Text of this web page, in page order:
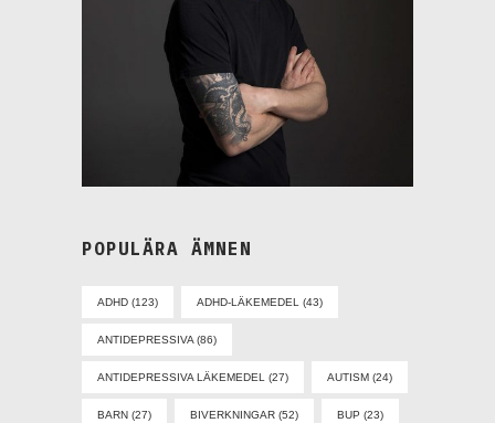
POPULÄRA ÄMNEN
ADHD (123) ADHD-LÄKEMEDEL (43)
ANTIDEPRESSIVA (86)
ANTIDEPRESSIVA LÄKEMEDEL (27) AUTISM (24)
BARN (27) BIVERKNINGAR (52) BUP (23)